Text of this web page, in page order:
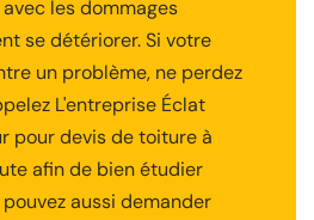
les dommages
se détériorer. Si votre
un problème, ne perdez
L'entreprise Éclat
pour devis de toiture à
afin de bien étudier
aussi demander